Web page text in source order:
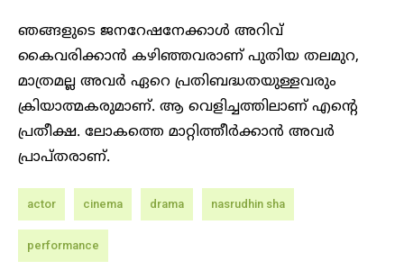
ഞങ്ങളുടെ ജനറേഷനേക്കാൾ അറിവ്
കൈവരിക്കാൻ കഴിഞ്ഞവരാണ് പുതിയ തലമുറ,
മാത്രമല്ല അവർ ഏറെ പ്രതിബദ്ധതയുള്ളവരും
ക്രിയാത്മകരുമാണ്. ആ വെളിച്ചത്തിലാണ് എന്റെ
പ്രതീക്ഷ. ലോകത്തെ മാറ്റിത്തീർക്കാൻ അവർ
പ്രാപ്തരാണ്.
actor cinema drama nasrudhin sha
performance